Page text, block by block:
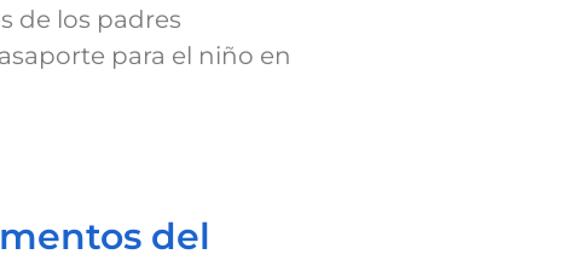
de los padres
para el niño en
del